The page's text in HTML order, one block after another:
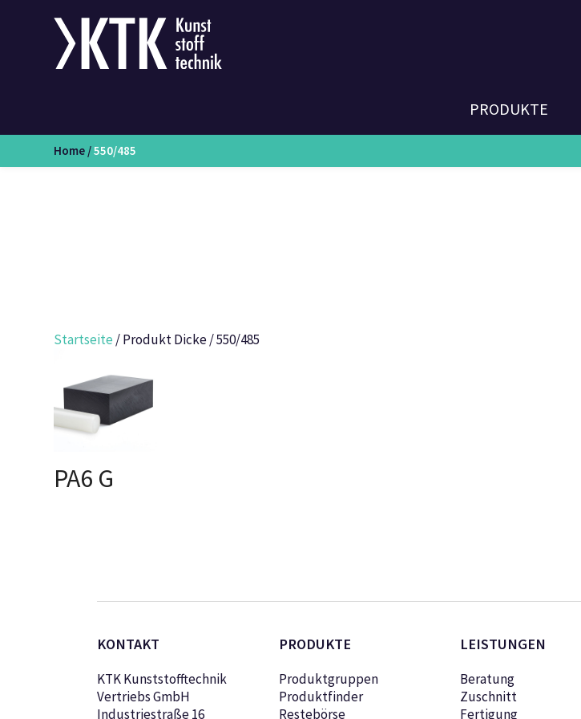
PRODUKTE
Home /550/485
Startseite / Produkt Dicke / 550/485
PA6 G
KONTAKT
KTK Kunststofftechnik
Vertriebs GmbH
Industriestraße 16
PRODUKTE
Produktgruppen
Produktfinder
Restebörse
LEISTUNGEN
Beratung
Zuschnitt
Fertigung